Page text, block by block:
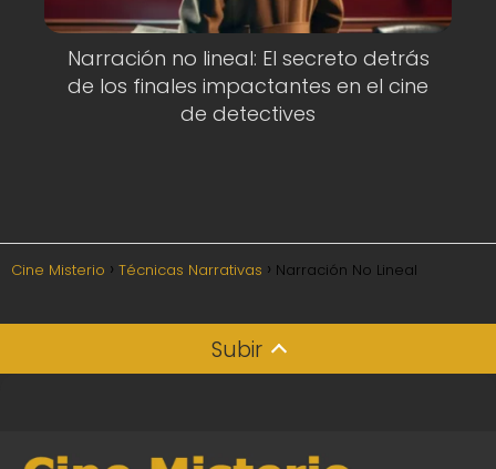
Narración no lineal: El secreto detrás
de los finales impactantes en el cine
de detectives
Cine Misterio Técnicas Narrativas Narración No Lineal
Subir